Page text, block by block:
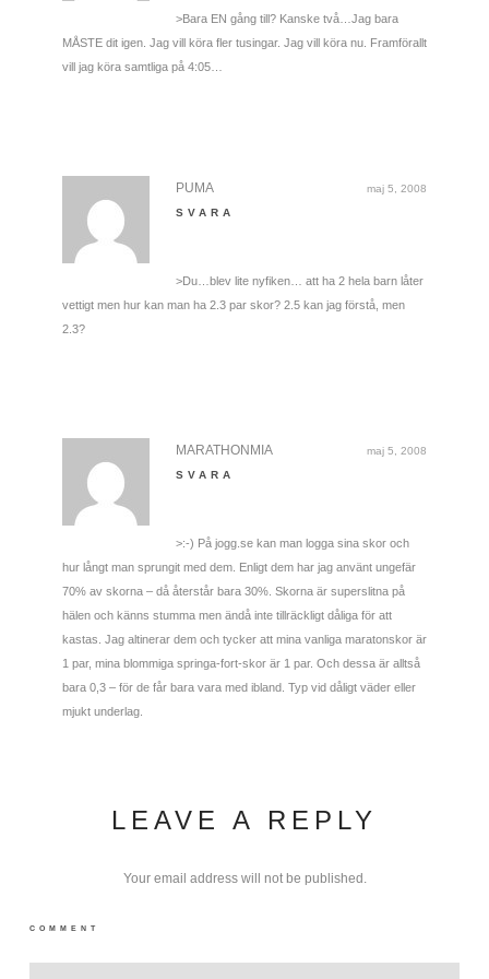
>Bara EN gång till? Kanske två…Jag bara
MÅSTE dit igen. Jag vill köra fler tusingar. Jag vill köra nu. Framförallt
vill jag köra samtliga på 4:05…
maj 5, 2008
PUMA
SVARA
>Du…blev lite nyfiken… att ha 2 hela barn låter
vettigt men hur kan man ha 2.3 par skor? 2.5 kan jag förstå, men
2.3?
maj 5, 2008
MARATHONMIA
SVARA
>:-) På jogg.se kan man logga sina skor och
hur långt man sprungit med dem. Enligt dem har jag använt ungefär
70% av skorna – då återstår bara 30%. Skorna är superslitna på
hälen och känns stumma men ändå inte tillräckligt dåliga för att
kastas. Jag altinerar dem och tycker att mina vanliga maratonskor är
1 par, mina blommiga springa-fort-skor är 1 par. Och dessa är alltså
bara 0,3 – för de får bara vara med ibland. Typ vid dåligt väder eller
mjukt underlag.
LEAVE A REPLY
Your email address will not be published.
COMMENT